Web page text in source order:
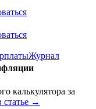
Журнал
калькулятора за
статье →